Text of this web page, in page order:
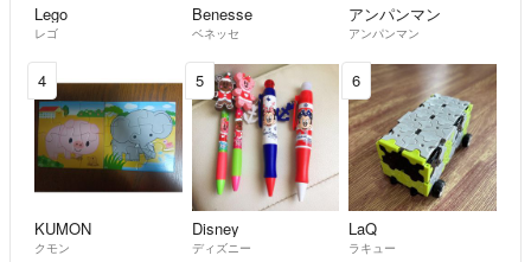
▲ご注意
・コピー販売／模倣販売／盗作は禁止しています
・類似品にご注意ください
⸻
気になることがありましたら
お気軽にコメントください☺️
どうぞよろしくお願いいたします。
Lego
レゴ
Benesse
ベネッセ
アンパンマン
アンパンマン
4
KUMON
クモン
5
Disney
ディズニー
6
LaQ
ラキュー